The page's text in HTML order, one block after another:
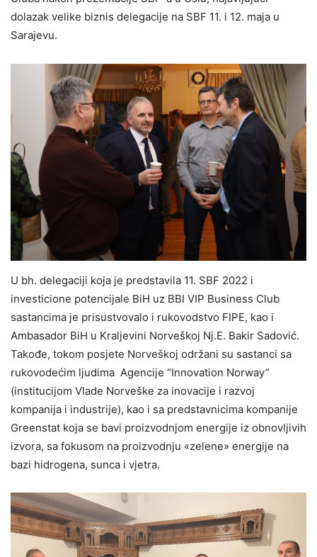
dolazak velike biznis delegacije na SBF 11. i 12. maja u
Sarajevu.
U bh. delegaciji koja je predstavila 11. SBF 2022 i
investicione potencijale BiH uz BBI VIP Business Club
sastancima je prisustvovalo i rukovodstvo FIPE, kao i
Ambasador BiH u Kraljevini Norveškoj Nj.E. Bakir Sadović.
Takođe, tokom posjete Norveškoj održani su sastanci sa
rukovodećim ljudima Agencije “Innovation Norway”
(institucijom Vlade Norveške za inovacije i razvoj
kompanija i industrije), kao i sa predstavnicima kompanije
Greenstat koja se bavi proizvodnjom energije iz obnovljivih
izvora, sa fokusom na proizvodnju «zelene» energije na
bazi hidrogena, sunca i vjetra.